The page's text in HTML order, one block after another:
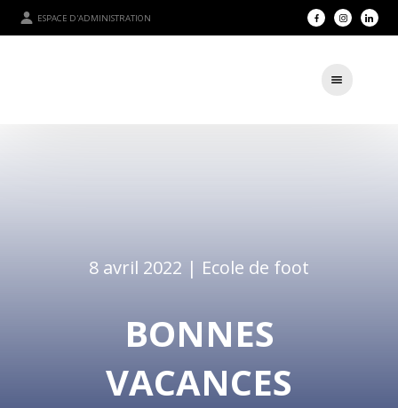
ESPACE D'ADMINISTRATION
8 avril 2022 | Ecole de foot
BONNES
VACANCES